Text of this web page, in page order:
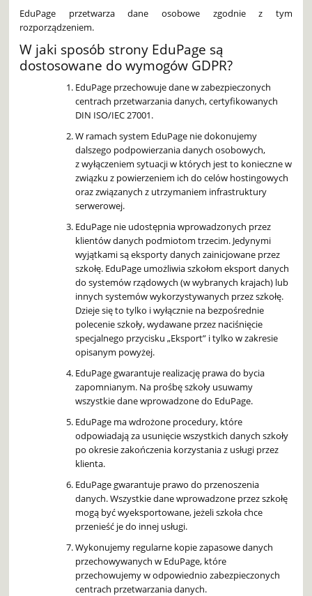
EduPage przetwarza dane osobowe zgodnie z tym
rozporządzeniem.
W jaki sposób strony EduPage są
dostosowane do wymogów GDPR?
EduPage przechowuje dane w zabezpieczonych
centrach przetwarzania danych, certyfikowanych
DIN ISO/IEC 27001.
W ramach system EduPage nie dokonujemy
dalszego podpowierzania danych osobowych,
z wyłączeniem sytuacji w których jest to konieczne w
związku z powierzeniem ich do celów hostingowych
oraz związanych z utrzymaniem infrastruktury
serwerowej.
EduPage nie udostępnia wprowadzonych przez
klientów danych podmiotom trzecim. Jedynymi
wyjątkami są eksporty danych zainicjowane przez
szkołę. EduPage umożliwia szkołom eksport danych
do systemów rządowych (w wybranych krajach) lub
innych systemów wykorzystywanych przez szkołę.
Dzieje się to tylko i wyłącznie na bezpośrednie
polecenie szkoły, wydawane przez naciśnięcie
specjalnego przycisku „Eksport” i tylko w zakresie
opisanym powyżej.
EduPage gwarantuje realizację prawa do bycia
zapomnianym. Na prośbę szkoły usuwamy
wszystkie dane wprowadzone do EduPage.
EduPage ma wdrożone procedury, które
odpowiadają za usunięcie wszystkich danych szkoły
po okresie zakończenia korzystania z usługi przez
klienta.
EduPage gwarantuje prawo do przenoszenia
danych. Wszystkie dane wprowadzone przez szkołę
mogą być wyeksportowane, jeżeli szkoła chce
przenieść je do innej usługi.
Wykonujemy regularne kopie zapasowe danych
przechowywanych w EduPage, które
przechowujemy w odpowiednio zabezpieczonych
centrach przetwarzania danych.